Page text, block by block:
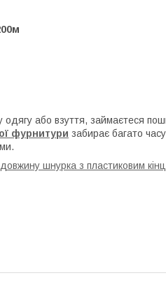
або взуття, займаєтеся
фурнитури забирає багато
шнурка з пластиковим